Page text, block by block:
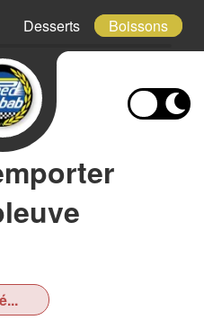
Desserts Boissons